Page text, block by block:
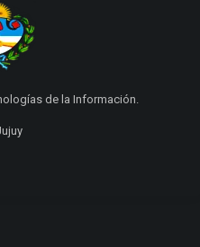
de la Información.